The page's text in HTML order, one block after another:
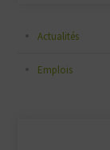
Actualités
Emplois